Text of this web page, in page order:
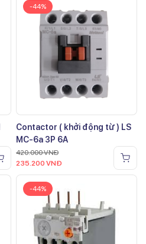
-44%
Contactor ( khởi động từ ) LS
MC-6a 3P 6A
420.000VNĐ
235.200 VNĐ
-44%